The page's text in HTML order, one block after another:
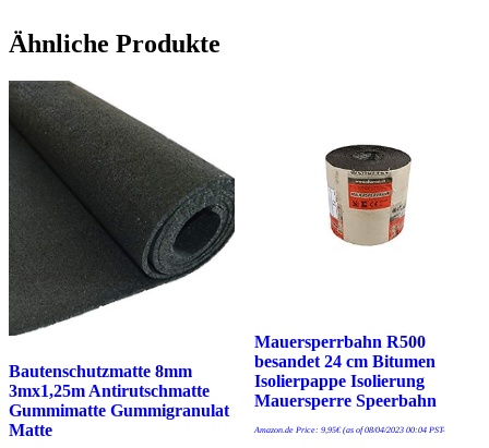
Ähnliche Produkte
Bautenschutzmatte 8mm
3mx1,25m Antirutschmatte
Gummimatte Gummigranulat
Matte
Mauersperrbahn R500
besandet 24 cm Bitumen
Isolierpappe Isolierung
Mauersperre Speerbahn
Amazon.de Price: 9,95€(as of 08/04/2023 00:04 PST-